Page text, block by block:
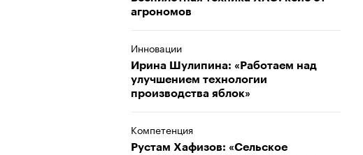
агрономов
Инновации
Ирина Шулипина: «Работаем над
улучшением технологии
производства яблок»
Компетенция
Рустам Хафизов: «Сельское